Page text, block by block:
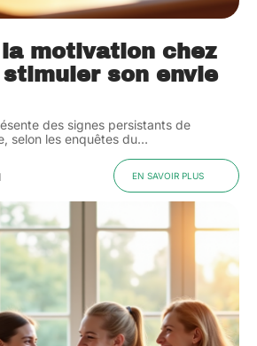
motivation chez
stimuler son envie
des signes persistants de
selon les enquêtes du…
EN SAVOIR PLUS